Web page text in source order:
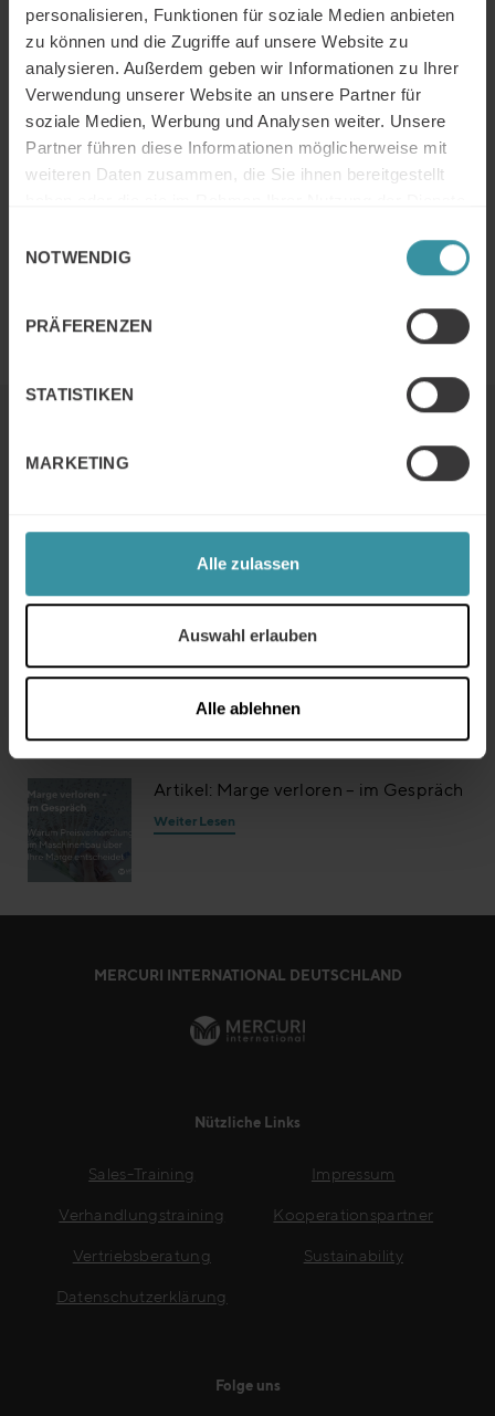
personalisieren, Funktionen für soziale Medien anbieten
zu können und die Zugriffe auf unsere Website zu
analysieren. Außerdem geben wir Informationen zu Ihrer
Verwendung unserer Website an unsere Partner für
soziale Medien, Werbung und Analysen weiter. Unsere
Partner führen diese Informationen möglicherweise mit
weiteren Daten zusammen, die Sie ihnen bereitgestellt
NOTWENDIG
PRÄFERENZEN
STATISTIKEN
MARKETING
Alle zulassen
Auswahl erlauben
Alle ablehnen
Klicken Sie auf das Bild oben um das Programm und
weitere Informationen zu Mercuris Learning &
den Registrierungsbutton unten um sich kostenlos und
unverbindlich für das Online Summit anzumelden.
Transformation
Weiter Lesen
Artikel: Marge verloren – im Gespräch
Weiter Lesen
MERCURI INTERNATIONAL DEUTSCHLAND
Nützliche Links
Sales-Training
Verhandlungstraining
Vertriebsberatung
Datenschutzerklärung
Impressum
Kooperationspartner
Sustainability
Folge uns